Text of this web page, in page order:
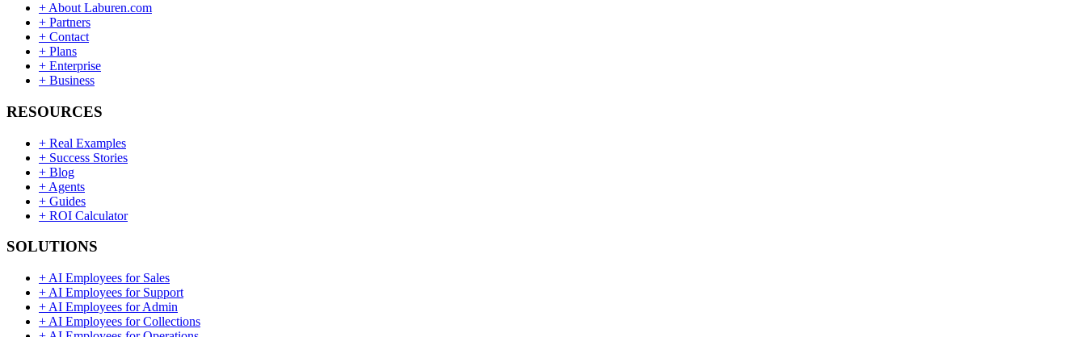
+ About Laburen.com
+ Partners
+ Contact
+ Plans
+ Enterprise
+ Business
RESOURCES
+ Real Examples
+ Success Stories
+ Blog
+ Agents
+ Guides
+ ROI Calculator
SOLUTIONS
+ AI Employees for Sales
+ AI Employees for Support
+ AI Employees for Admin
+ AI Employees for Collections